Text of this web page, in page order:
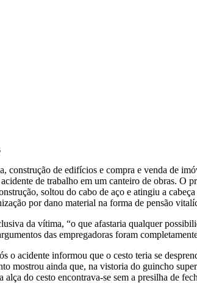
construção de edifícios e compra e venda de
de trabalho em um canteiro de obras. O
soltou do cabo de aço e atingiu a
por dano material na forma de pensão
da vítima, “o que afastaria qualquer
das empregadoras foram
o acidente informou que o cesto teria se
mostrou ainda que, na vistoria do guincho
do cesto encontrava-se sem a presilha de